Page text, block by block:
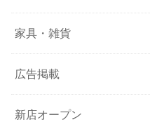
家具・雑貨
広告掲載
新店オープン